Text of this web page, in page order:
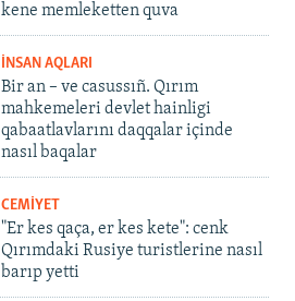
kene memleketten quva
İNSAN AQLARI
Bir an – ve casussıñ. Qırım
mahkemeleri devlet hainligi
qabaatlavlarını daqqalar içinde
nasıl baqalar
CEMİYET
"Er kes qaça, er kes kete": cenk
Qırımdaki Rusiye turistlerine nasıl
barıp yetti